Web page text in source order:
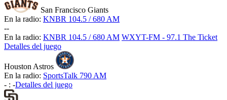
San Francisco Giants
En la radio: KNBR 104.5 / 680 AM
--
En la radio: KNBR 104.5 / 680 AM WXYT-FM - 97.1 The Ticket
Detalles del juego
Houston Astros
En la radio: SportsTalk 790 AM
- : -Detalles del juego